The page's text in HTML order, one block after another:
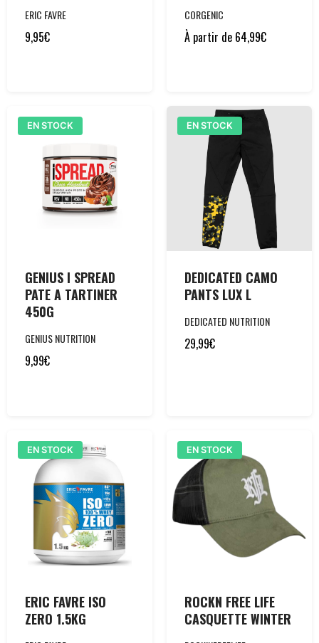
ERIC FAVRE
9,95€
CORGENIC
À partir de 64,99€
EN STOCK
GENIUS I SPREAD
PATE A TARTINER
450G
GENIUS NUTRITION
9,99€
EN STOCK
DEDICATED CAMO
PANTS LUX L
DEDICATED NUTRITION
29,99€
EN STOCK
ERIC FAVRE ISO
ZERO 1.5KG
EN STOCK
ROCKN FREE LIFE
CASQUETTE WINTER